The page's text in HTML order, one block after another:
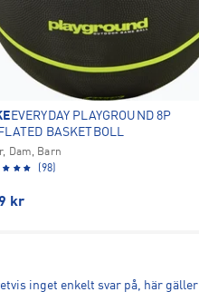
EVERYDAY PLAYGROUND 8P
BASKETBOLL
Dam, Barn
(98)
kr
inget enkelt svar på, här